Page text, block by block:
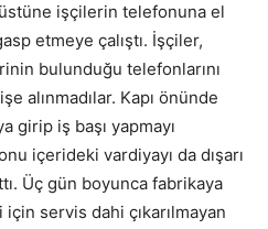
işçilerin telefonuna el
etmeye çalıştı. İşçiler,
bulunduğu telefonlarını
alınmadılar. Kapı önünde
girip iş başı yapmayı
içerideki vardiyayı da dışarı
Üç gün boyunca fabrikaya
servis dahi çıkarılmayan